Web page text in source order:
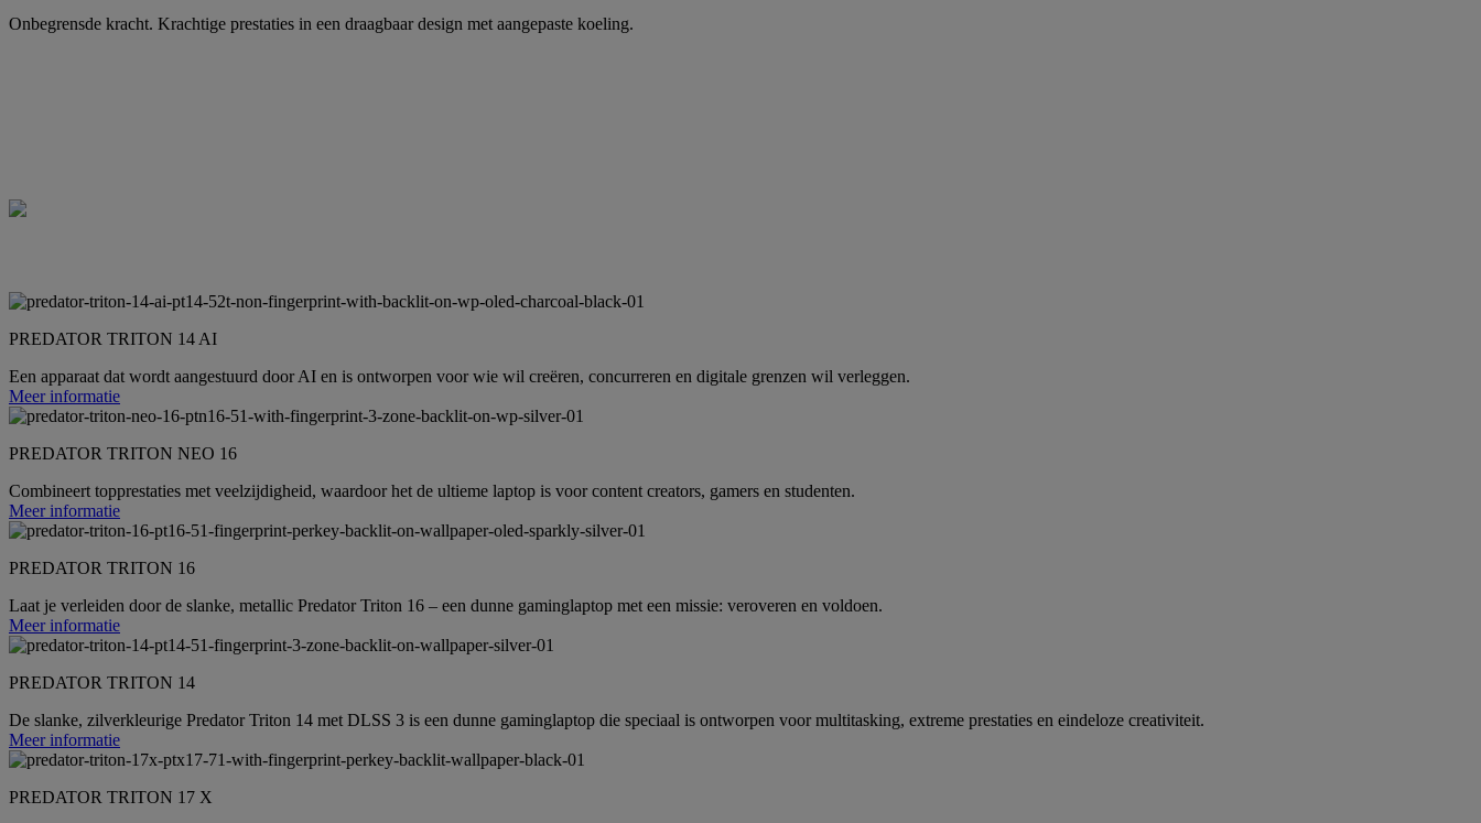
Onbegrensde kracht. Krachtige prestaties in een draagbaar design met aangepaste koeling.
PREDATOR TRITON 14 AI
Een apparaat dat wordt aangestuurd door AI en is ontworpen voor wie wil creëren, concurreren en digitale grenzen wil verleggen.
Meer informatie
PREDATOR TRITON NEO 16
Combineert topprestaties met veelzijdigheid, waardoor het de ultieme laptop is voor content creators, gamers en studenten.
Meer informatie
PREDATOR TRITON 16
Laat je verleiden door de slanke, metallic Predator Triton 16 – een dunne gaminglaptop met een missie: veroveren en voldoen.
Meer informatie
PREDATOR TRITON 14
De slanke, zilverkleurige Predator Triton 14 met DLSS 3 is een dunne gaminglaptop die speciaal is ontworpen voor multitasking, extreme prestaties en eindeloze creativiteit.
Meer informatie
PREDATOR TRITON 17 X